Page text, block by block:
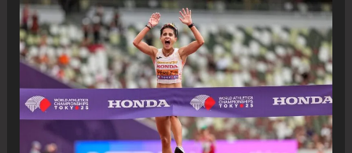
del
mundo
de
marcha:
“Yo
con